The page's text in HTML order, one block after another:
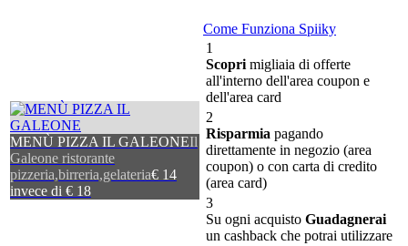
MENÙ PIZZA IL GALEONEIl
Galeone ristorante
pizzeria,birreria,gelateria€ 14
invece di € 18
Come Funziona Spiiky
1
Scopri migliaia di offerte
all'interno dell'area coupon e
dell'area card
2
Risparmia pagando
direttamente in negozio (area
coupon) o con carta di credito
(area card)
3
Su ogni acquisto Guadagnerai
un cashback che potrai utilizzare